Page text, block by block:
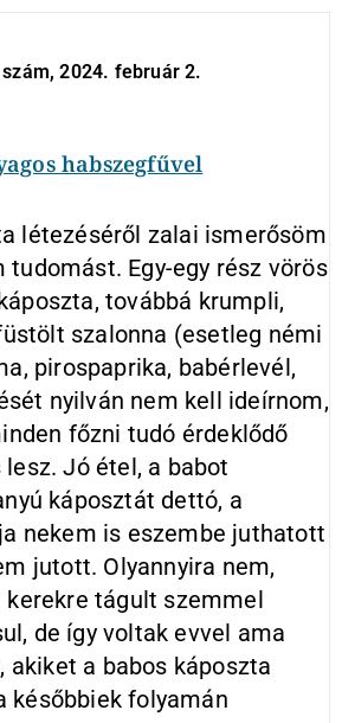
2024. február 2.
habszegfűvel
létezéséről zalai ismerősöm
tudomást. Egy-egy rész vörös
továbbá krumpli,
szalonna (esetleg némi
pirospaprika, babérlevél,
nyilván nem kell ideírnom,
főzni tudó érdeklődő
Jó étel, a babot
káposztát dettó, a
nekem is eszembe juthatott
jutott. Olyannyira nem,
kerekre tágult szemmel
de így voltak evvel ama
akiket a babos káposzta
későbbiek folyamán